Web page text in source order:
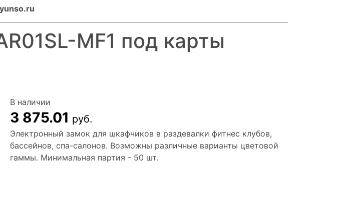
MF1 под карты
В наличии
3 875.01 руб.
Электронный замок для шкафчиков в раздевалки фитнес клубов,
бассейнов, спа-салонов. Возможны различные варианты цветовой
гаммы. Минимальная партия - 50 шт.